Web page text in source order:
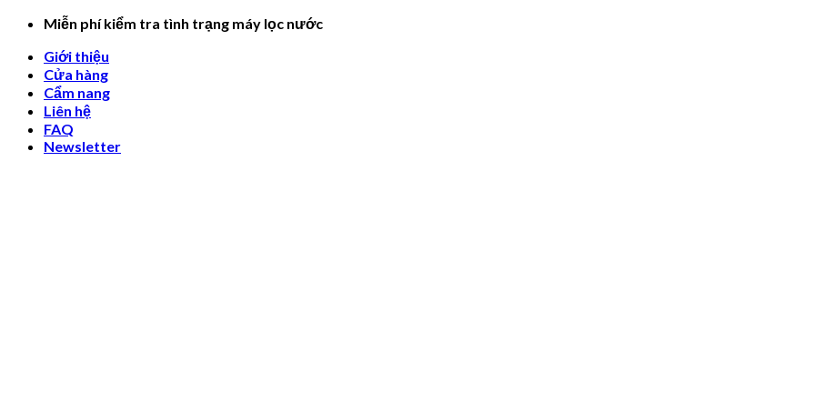
Skip
content
Miễn phí kiểm tra tình trạng máy lọc nước
Giới thiệu
Cửa hàng
Cẩm nang
Liên hệ
FAQ
Newsletter